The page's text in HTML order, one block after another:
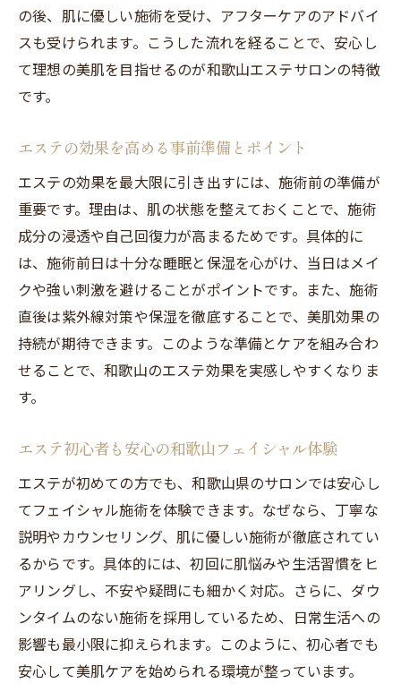
施術後に予定が入っても安心なエステの魅
力
ダウンタイムなしで叶う継続的な美肌ケア
化
和歌山発フェイシャルエステの新常識を解説
和歌山で話題のエステ新常識と美肌効果
最新フェイシャルエステの技術進化を紹介
和歌山エステサロン選びで知っておきたい
こと
エステ版ポテンツァの導入メリットと実感
口コミで注目の和歌山エステ事情に迫る
エステの最新技術で叶える美肌の秘訣
和歌山エステで体感する先進フェイシャル
施術
最新エステ効果を引き出すケア方法の紹介
美肌を叶えるためのエステ選びのポイント
エステ初心者でも実感できる肌変化に注目
続けやすいエステ施術で理想の美肌を目指
す
の後、肌に優しい施術を受け、アフターケアのアドバイ
スも受けられます。こうした流れを経ることで、安心し
て理想の美肌を目指せるのが和歌山エステサロンの特徴
です。
エステの効果を高める事前準備とポイント
エステの効果を最大限に引き出すには、施術前の準備が
重要です。理由は、肌の状態を整えておくことで、施術
成分の浸透や自己回復力が高まるためです。具体的に
は、施術前日は十分な睡眠と保湿を心がけ、当日はメイ
クや強い刺激を避けることがポイントです。また、施術
直後は紫外線対策や保湿を徹底することで、美肌効果の
持続が期待できます。このような準備とケアを組み合わ
せることで、和歌山のエステ効果を実感しやすくなりま
す。
エステ初心者も安心の和歌山フェイシャル体験
エステが初めての方でも、和歌山県のサロンでは安心し
てフェイシャル施術を体験できます。なぜなら、丁寧な
説明やカウンセリング、肌に優しい施術が徹底されてい
るからです。具体的には、初回に肌悩みや生活習慣をヒ
アリングし、不安や疑問にも細かく対応。さらに、ダウ
ンタイムのない施術を採用しているため、日常生活への
影響も最小限に抑えられます。このように、初心者でも
安心して美肌ケアを始められる環境が整っています。